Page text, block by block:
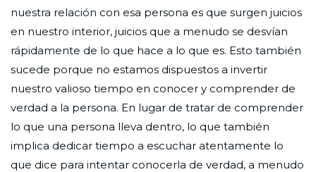
nuestra relación con esa persona es que surgen juicios
en nuestro interior, juicios que a menudo se desvían
rápidamente de lo que hace a lo que es. Esto también
sucede porque no estamos dispuestos a invertir
nuestro valioso tiempo en conocer y comprender de
verdad a la persona. En lugar de tratar de comprender
lo que una persona lleva dentro, lo que también
implica dedicar tiempo a escuchar atentamente lo
que dice para intentar conocerla de verdad, a menudo